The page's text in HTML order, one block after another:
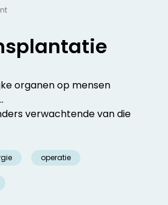
organen op mensen
verwachtende van die
operatie